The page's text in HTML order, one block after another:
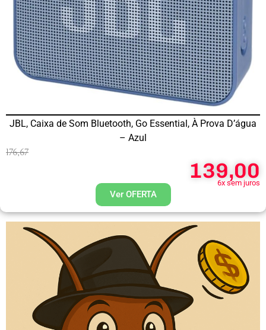
JBL, Caixa de Som Bluetooth, Go Essential, À Prova D’água
– Azul
176,67
139,00
6x sem juros
Ver OFERTA